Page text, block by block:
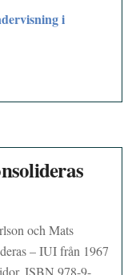
i
och Mats
– IUI från 1967